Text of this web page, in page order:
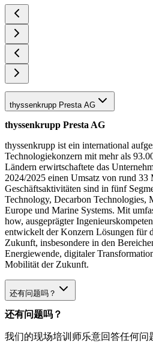
thyssenkrupp Presta AG
thyssenkrupp Presta AG
thyssenkrupp ist ein international
Technologiekonzern mit mehr als
Ländern erwirtschaftete das
2024/2025 einen Umsatz von rund 33
Geschäftsaktivitäten sind in fünf
Technology, Decarbon Technologies,
Europe und Marine Systems. Mit
how, ausgeprägter
entwickelt der Konzern Lösungen für
Zukunft, insbesondere in den
Energiewende, digitaler
Mobilität der Zukunft.
还有问题吗？
还有问题吗？
我们的现场培训师乐意回答任何问